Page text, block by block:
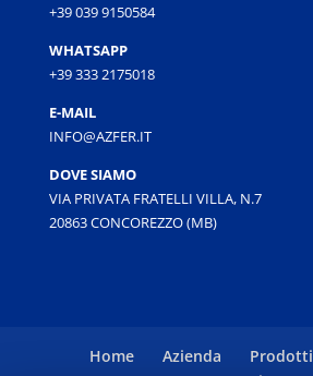
+39 039 9150584
WHATSAPP
+39 333 2175018
E-MAIL
INFO@AZFER.IT
DOVE SIAMO
VIA PRIVATA FRATELLI VILLA, N.7
20863 CONCOREZZO (MB)
Home Azienda Prodotti